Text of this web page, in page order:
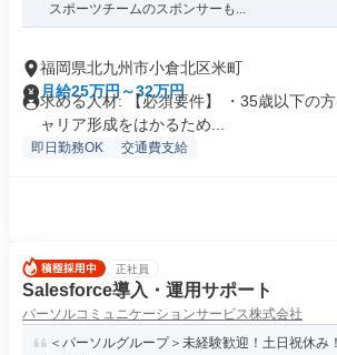
スポーツチームのスポンサーも...
福岡県北九州市小倉北区米町
月給25万円～32万円
求める人材: 【必須要件】 ・35歳以下の
ャリア形成をはかるため...
即日勤務OK 交通費支給
正社員
Salesforce導入・運用サポート
パーソルコミュニケーションサービス株式会社
＜パーソルグループ＞未経験歓迎！土日祝休み